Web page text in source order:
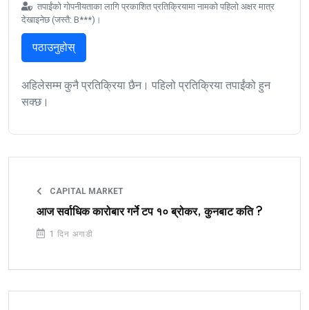
तपाईंको गोपनीयताका लागि प्रकाशित प्रतिक्रियामा नामको पहिलो अक्षर मात्र
देखाइनेछ (जस्तै: B***)।
पठाउनुहोस्
अहिलेसम्म कुनै प्रतिक्रिया छैन। पहिलो प्रतिक्रिया तपाईंको हुन
सक्छ।
CAPITAL MARKET
आज सर्वाधिक कारोबार गर्ने टप १० ब्रोकर, कुनबाट कति ?
1 दिन अगाडी